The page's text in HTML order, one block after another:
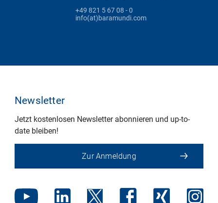
+49 821 5 67 08 - 0
info(at)baramundi.com
Newsletter
Jetzt kostenlosen Newsletter abonnieren und up-to-
date bleiben!
Zur Anmeldung